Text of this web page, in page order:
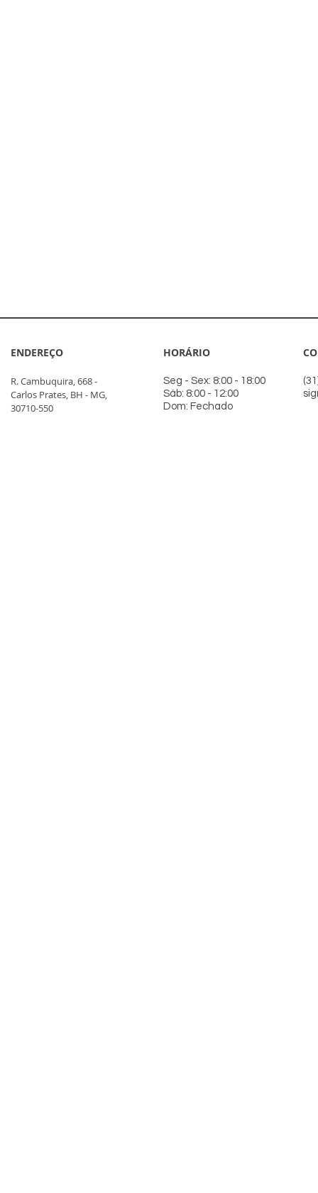
ENDEREÇO
R. Cambuquira, 668 -
Carlos Prates, BH - MG,
30710-550
HORÁRIO
Seg - Sex: 8:00 - 18:00
Sáb: 8:00 - 12:00
Dom: Fechado